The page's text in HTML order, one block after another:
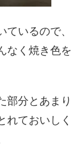
いるので、
なく焼き色を
部分とあまり
れておいしく